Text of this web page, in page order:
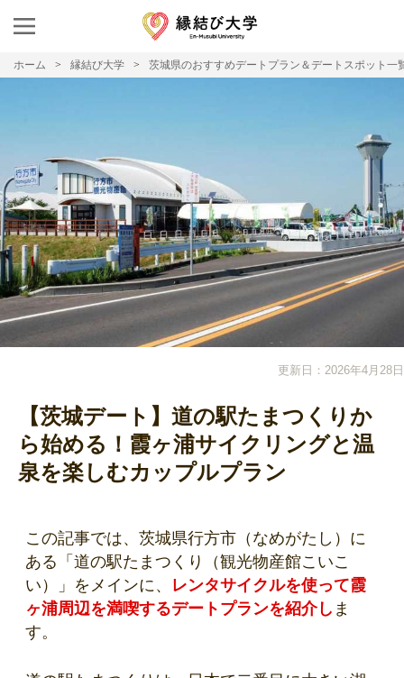
ホーム 縁結び大学 茨城県のおすすめデートプラン＆デートスポット一
更新日：2026年4月28日
【茨城デート】道の駅たまつくりか
ら始める！霞ヶ浦サイクリングと温
泉を楽しむカップルプラン
この記事では、茨城県行方市（なめがたし）に
ある「道の駅たまつくり（観光物産館こいこ
い）」をメインに、 レンタサイクルを使って霞
ヶ浦周辺を満喫するデートプランを紹介し ま
す。